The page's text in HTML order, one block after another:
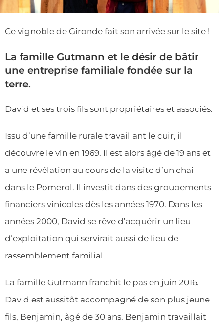
Ce vignoble de Gironde fait son arrivée sur le site !
La famille Gutmann et le désir de bâtir
une entreprise familiale fondée sur la
terre.
David et ses trois fils sont propriétaires et associés.
Issu d’une famille rurale travaillant le cuir, il
découvre le vin en 1969. Il est alors âgé de 19 ans et
a une révélation au cours de la visite d’un chai
dans le Pomerol. Il investit dans des groupements
financiers vinicoles dès les années 1970. Dans les
années 2000, David se rêve d’acquérir un lieu
d’exploitation qui servirait aussi de lieu de
rassemblement familial.
La famille Gutmann franchit le pas en juin 2016.
David est aussitôt accompagné de son plus jeune
fils, Benjamin, âgé de 30 ans. Benjamin travaillait